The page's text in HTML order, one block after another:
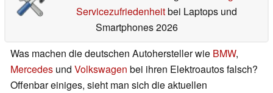
Servicezufriedenheitbei Laptops und
Smartphones 2026
Was machen die deutschen Autohersteller wie BMW,
Mercedes und Volkswagen bei ihren Elektroautos falsch?
Offenbar einiges, sieht man sich die aktuellen